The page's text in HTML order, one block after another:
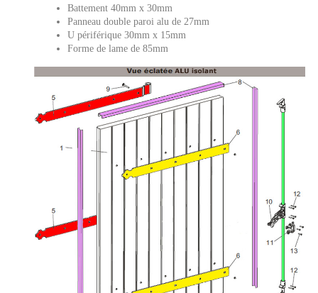
Battement 40mm x 30mm
Panneau double paroi alu de 27mm
U périférique 30mm x 15mm
Forme de lame de 85mm